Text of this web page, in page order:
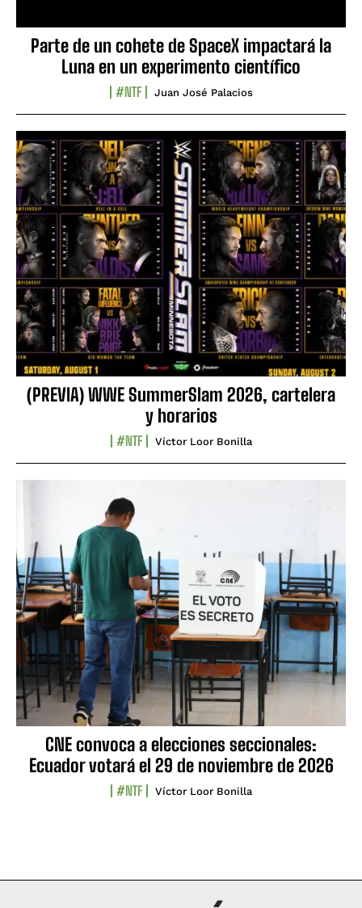
Parte de un cohete de SpaceX impactará la
Luna en un experimento científico
#NTF Juan José Palacios
(PREVIA) WWE SummerSlam 2026, cartelera
y horarios
#NTF Víctor Loor Bonilla
CNE convoca a elecciones seccionales:
Ecuador votará el 29 de noviembre de 2026
#NTF Víctor Loor Bonilla